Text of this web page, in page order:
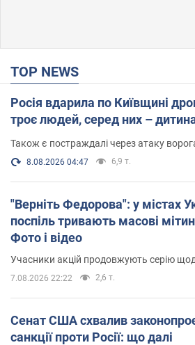
TOP NEWS
Росія вдарила по Київщині
троє людей, серед них –
Також є постраждалі через атаку
8.08.2026 04:47 6,9 т.
"Верніть Федорова": у містах
поспіль тривають масові
Фото і відео
Учасники акцій продовжують серію
7.08.2026 22:22 2,6 т.
Сенат США схвалив
санкції проти Росії: що далі